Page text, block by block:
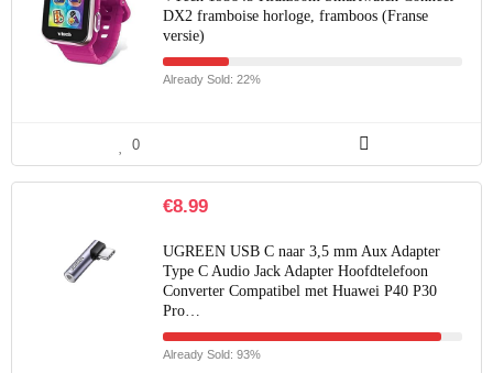
DX2 framboise horloge, framboos (Franse
versie)
Already Sold: 22%
0
€8.99
UGREEN USB C naar 3,5 mm Aux Adapter
Type C Audio Jack Adapter Hoofdtelefoon
Converter Compatibel met Huawei P40 P30
Pro…
Already Sold: 93%